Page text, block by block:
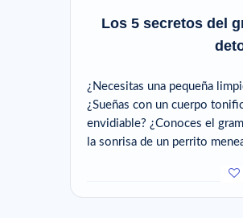
Los 5 secretos del
¿Necesitas una pequeña
¿Sueñas con un cuerpo
envidiable? ¿Conoces el
la sonrisa de un perrito